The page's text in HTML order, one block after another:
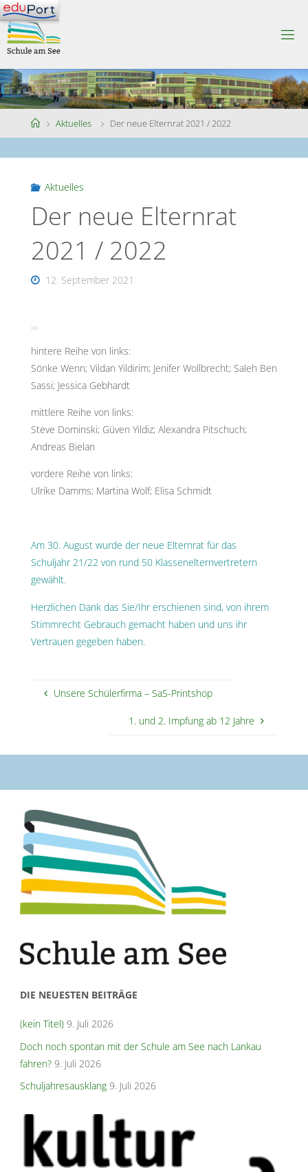
Skip
to
content
CHU
LEA
MS
EE
HomeAktuelles Der neue Elternrat 2021 / 2022
Aktuelles
Der neue Elternrat
2021 / 2022
12. September 2021
hintere Reihe von links:
Sönke Wenn; Vildan Yildirim; Jenifer Wollbrecht; Saleh Ben
Sassi; Jessica Gebhardt
mittlere Reihe von links:
Steve Dominski; Güven Yildiz; Alexandra Pitschuch;
Andreas Bielan
vordere Reihe von links:
Ulrike Damms; Martina Wolf; Elisa Schmidt
Am 30. August wurde der neue Elternrat für das
Schuljahr 21/22 von rund 50 Klassenelternvertretern
gewählt.
Herzlichen Dank das Sie/Ihr erschienen sind, von ihrem
Stimmrecht Gebrauch gemacht haben und uns ihr
Vertrauen gegeben haben.
Unsere Schülerfirma – SaS-Printshop
1. und 2. Impfung ab 12 Jahre
DIE NEUESTEN BEITRÄGE
(kein Titel) 9. Juli 2026
Doch noch spontan mit der Schule am See nach Lankau
fahren? 9. Juli 2026
Schuljahresausklang 9. Juli 2026